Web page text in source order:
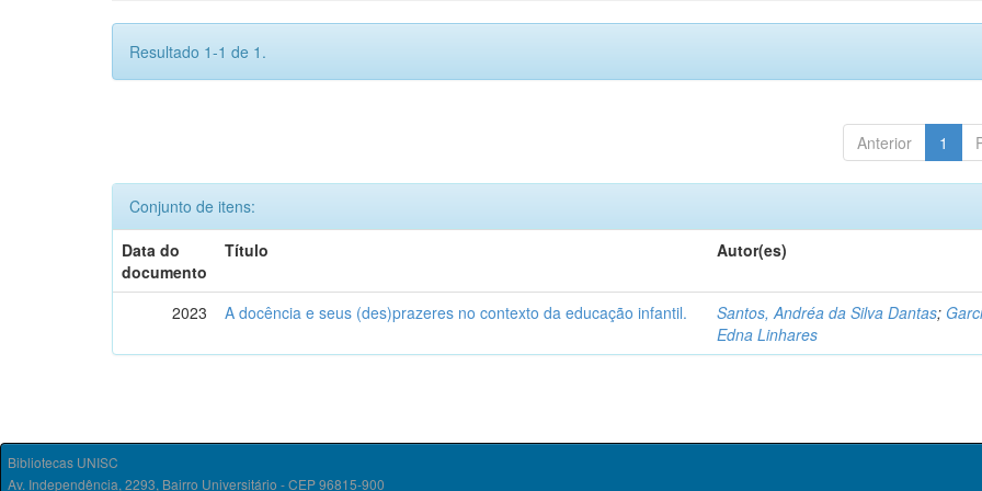
Resultado 1-1 de 1.
Anterior 1
Conjunto de itens:
Data do
documento
Título Autor(es)
2023 A docência e seus (des)prazeres no contexto da educação infantil. Santos, Andréa da Silva Dantas;
Edna Linhares
Bibliotecas UNISC
Av. Independência, 2293, Bairro Universitário - CEP 96815-900